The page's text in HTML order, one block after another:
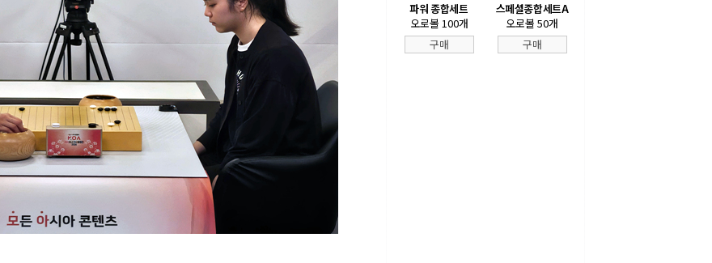
파워 종합세트
오로볼 100개
구매
스페셜종합세트A
오로볼 50개
구매